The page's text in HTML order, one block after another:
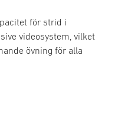
för strid i
videosystem, vilket
övning för alla